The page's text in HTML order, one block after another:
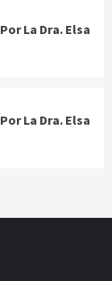
La Dra. Elsa
La Dra. Elsa